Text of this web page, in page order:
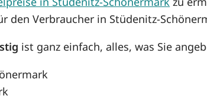
den Verbraucher in Stüdenitz-
ist ganz einfach, alles, was Sie